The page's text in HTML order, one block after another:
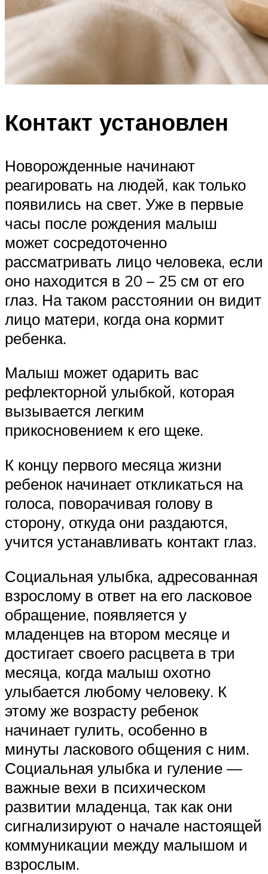
Контакт установлен
Новорожденные начинают
реагировать на людей, как только
появились на свет. Уже в первые
часы после рождения малыш
может сосредоточенно
рассматривать лицо человека, если
оно находится в 20 – 25 см от его
глаз. На таком расстоянии он видит
лицо матери, когда она кормит
ребенка.
Малыш может одарить вас
рефлекторной улыбкой, которая
вызывается легким
прикосновением к его щеке.
К концу первого месяца жизни
ребенок начинает откликаться на
голоса, поворачивая голову в
сторону, откуда они раздаются,
учится устанавливать контакт глаз.
Социальная улыбка, адресованная
взрослому в ответ на его ласковое
обращение, появляется у
младенцев на втором месяце и
достигает своего расцвета в три
месяца, когда малыш охотно
улыбается любому человеку. К
этому же возрасту ребенок
начинает гулить, особенно в
минуты ласкового общения с ним.
Социальная улыбка и гуление —
важные вехи в психическом
развитии младенца, так как они
сигнализируют о начале настоящей
коммуникации между малышом и
взрослым.